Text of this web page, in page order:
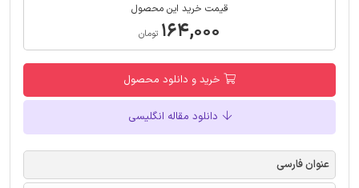
قیمت خرید این محصول
۱۶۴,۰۰۰ تومان
خرید و دانلود محصول
دانلود مقاله انگلیسی
عنوان فارسی